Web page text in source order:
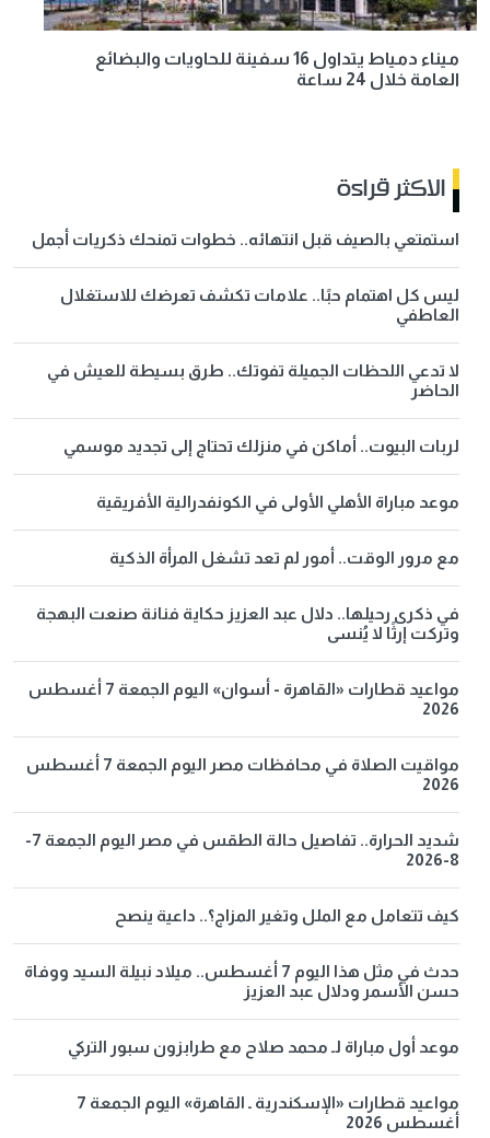
ميناء دمياط يتداول 16 سفينة للحاويات والبضائع
العامة خلال 24 ساعة
الاكثر قراءة
استمتعي بالصيف قبل انتهائه.. خطوات تمنحك ذكريات أجمل
ليس كل اهتمام حبًا.. علامات تكشف تعرضك للاستغلال
العاطفي
لا تدعي اللحظات الجميلة تفوتك.. طرق بسيطة للعيش في
الحاضر
لربات البيوت.. أماكن في منزلك تحتاج إلى تجديد موسمي
موعد مباراة الأهلي الأولى في الكونفدرالية الأفريقية
مع مرور الوقت.. أمور لم تعد تشغل المرأة الذكية
في ذكرى رحيلها.. دلال عبد العزيز حكاية فنانة صنعت البهجة
وتركت إرثًا لا يُنسى
مواعيد قطارات «القاهرة - أسوان» اليوم الجمعة 7 أغسطس
2026
مواقيت الصلاة في محافظات مصر اليوم الجمعة 7 أغسطس
2026
شديد الحرارة.. تفاصيل حالة الطقس في مصر اليوم الجمعة 7-
8-2026
كيف تتعامل مع الملل وتغير المزاج؟.. داعية ينصح
حدث في مثل هذا اليوم 7 أغسطس.. ميلاد نبيلة السيد ووفاة
حسن الأسمر ودلال عبد العزيز
موعد أول مباراة لـ محمد صلاح مع طرابزون سبور التركي
مواعيد قطارات «الإسكندرية ـ القاهرة» اليوم الجمعة 7
أغسطس 2026